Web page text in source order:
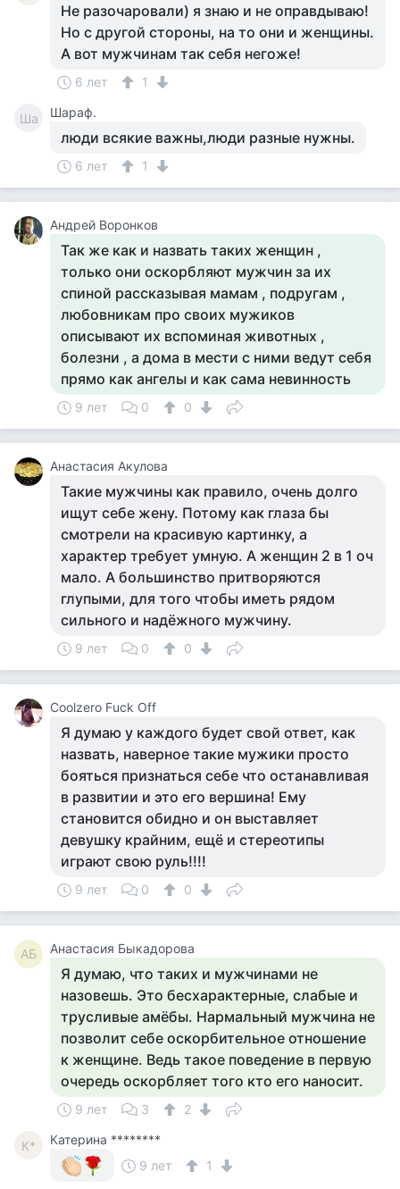
Не разочаровали) я знаю и не оправдываю!
Но с другой стороны, на то они и женщины.
А вот мужчинам так себя негоже!
6 лет 1
Ша Шараф.
люди всякие важны,люди разные нужны.
6 лет 1
Андрей Воронков
Так же как и назвать таких женщин ,
только они оскорбляют мужчин за их
спиной рассказывая мамам , подругам ,
любовникам про своих мужиков
описывают их вспоминая животных ,
болезни , а дома в мести с ними ведут себя
прямо как ангелы и как сама невинность
9 лет 0 0
Анастасия Акулова
Такие мужчины как правило, очень долго
ищут себе жену. Потому как глаза бы
смотрели на красивую картинку, а
характер требует умную. А женщин 2 в 1 оч
мало. А большинство притворяются
глупыми, для того чтобы иметь рядом
сильного и надёжного мужчину.
9 лет 0 0
Coolzero Fuck Off
Я думаю у каждого будет свой ответ, как
назвать, наверное такие мужики просто
бояться признаться себе что останавливая
в развитии и это его вершина! Ему
становится обидно и он выставляет
девушку крайним, ещё и стереотипы
играют свою руль!!!!
9 лет 0 0
АБ Анастасия Быкадорова
Я думаю, что таких и мужчинами не
назовешь. Это бесхарактерные, слабые и
трусливые амёбы. Нармальный мужчина не
позволит себе оскорбительное отношение
к женщине. Ведь такое поведение в первую
очередь оскорбляет того кто его наносит.
9 лет 3 2
К*
Катерина ********
9 лет
1